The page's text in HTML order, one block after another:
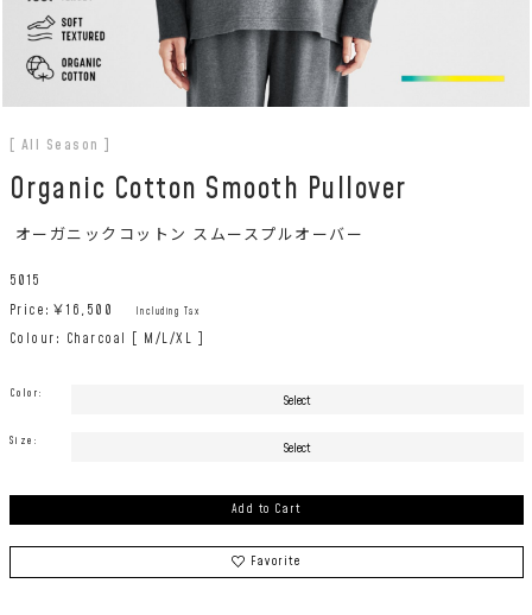
[ All Season ]
Organic Cotton Smooth Pullover
オーガニックコットン スムースプルオーバー
5015
Price:￥16,500 Including Tax
Colour: Charcoal [ M/L/XL ]
Color:
Size:
Add to Cart
Favorite